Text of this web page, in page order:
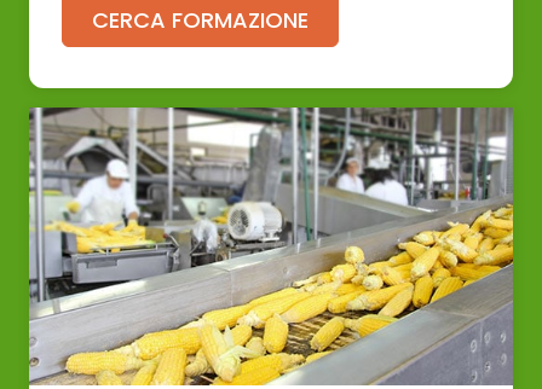
CERCA FORMAZIONE